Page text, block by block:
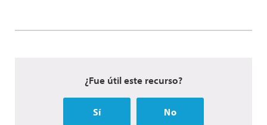
¿Fue útil este recurso?
Sí No